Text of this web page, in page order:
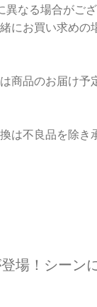
なる場合がござ
にお買い求めの
商品のお届け予
は不良品を除き
場！シーン